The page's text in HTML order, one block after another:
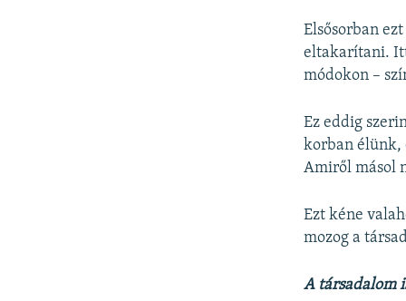
Elsősorban
eltakarítani.
módokon –
Ez eddig
korban élünk,
Amiről másol
Ezt kéne
mozog a
A társadalom